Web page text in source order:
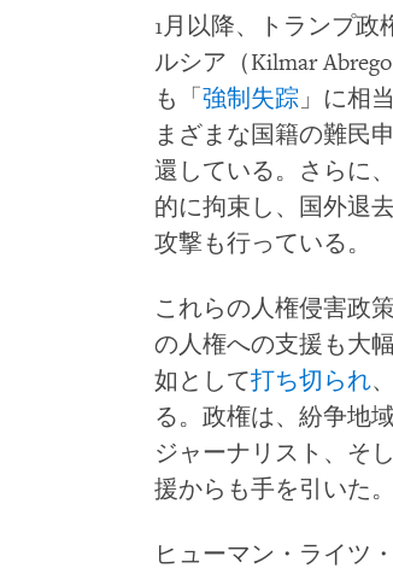
1月以降、トランプ
ルシア（Kilmar
も「 強制失踪 」に相
まざまな国籍の難民
還している。さらに
的に拘束し、国外退
攻撃も行っている。
これらの人権侵害政
の人権への支援も大
如として打ち切られ
る。政権は、紛争地
ジャーナリスト、そ
援からも手を引いた。
ヒューマン・ライツ